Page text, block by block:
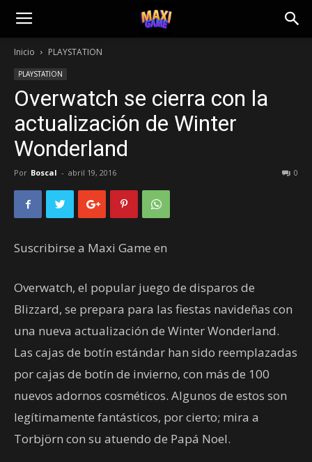
Inicio PLAYSTATION
PLAYSTATION
Overwatch se cierra con la
actualización de Winter
Wonderland
Por Boscal - abril 19, 2016 0
Suscribirse a Maxi Game en
Overwatch, el popular juego de disparos de
Blizzard, se prepara para las fiestas navideñas con
una nueva actualización de Winter Wonderland.
Las cajas de botín estándar han sido reemplazadas
por cajas de botín de invierno, con más de 100
nuevos adornos cosméticos. Algunos de estos son
legítimamente fantásticos, por cierto; mira a
Torbjörn con su atuendo de Papá Noel.